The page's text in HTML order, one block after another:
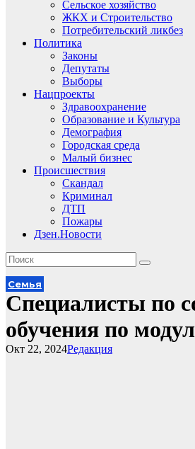
Сельское хозяйство
ЖКХ и Строительство
Потребительский ликбез
Политика
Законы
Депутаты
Выборы
Нацпроекты
Здравоохранение
Образование и Культура
Демография
Городская среда
Малый бизнес
Происшествия
Скандал
Криминал
ДТП
Пожары
Дзен.Новости
Семья
Специалисты по
обучения по
Редакция
Окт 22, 2024